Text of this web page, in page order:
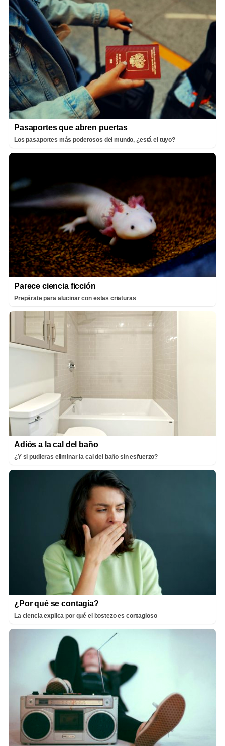
Pasaportes que abren puertas
Los pasaportes más poderosos del mundo, ¿está el tuyo?
Parece ciencia ficción
Prepárate para alucinar con estas criaturas
Adiós a la cal del baño
¿Y si pudieras eliminar la cal del baño sin esfuerzo?
¿Por qué se contagia?
La ciencia explica por qué el bostezo es contagioso